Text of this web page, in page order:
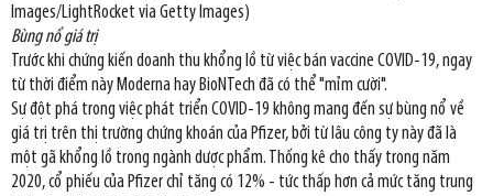
Images/LightRocket via Getty Images)
Bùng nổ giá trị
Trước khi chứng kiến doanh thu khổng lồ từ việc bán vaccine COVID-19, ngay
từ thời điểm này Moderna hay BioNTech đã có thể "mỉm cười".
Sự đột phá trong việc phát triển COVID-19 không mang đến sự bùng nổ về
giá trị trên thị trường chứng khoán của Pfizer, bởi từ lâu công ty này đã là
một gã khổng lồ trong ngành dược phẩm. Thống kê cho thấy trong năm
2020, cổ phiếu của Pfizer chỉ tăng có 12% - tức thấp hơn cả mức tăng trung